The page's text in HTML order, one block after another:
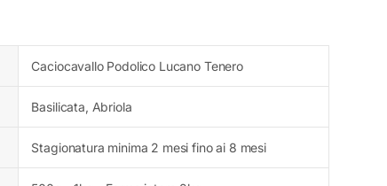
Caciocavallo Podolico Lucano Tenero
Basilicata, Abriola
Stagionatura minima 2 mesi fino ai 8 mesi